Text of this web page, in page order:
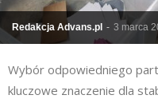
Redakcja Advans.pl - 3 marca
Wybór odpowiedniego
kluczowe znaczenie dla